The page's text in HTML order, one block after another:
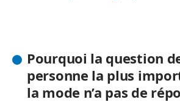
Pourquoi la question
personne la plus
la mode n’a pas de